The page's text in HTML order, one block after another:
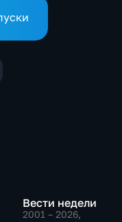
Вести недели
2001 – 2026,